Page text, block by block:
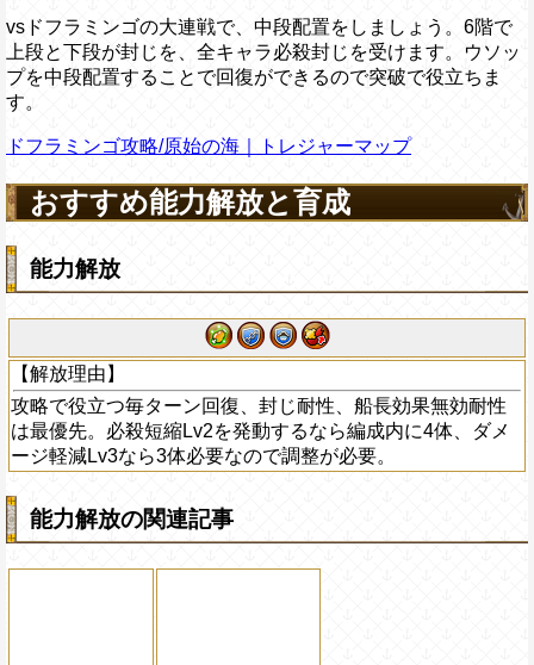
vsドフラミンゴの大連戦で、中段配置をしましょう。6階で
上段と下段が封じを、全キャラ必殺封じを受けます。ウソッ
プを中段配置することで回復ができるので突破で役立ちま
す。
ドフラミンゴ攻略/原始の海｜トレジャーマップ
おすすめ能力解放と育成
能力解放
【解放理由】
攻略で役立つ毎ターン回復、封じ耐性、船長効果無効耐性
は最優先。必殺短縮Lv2を発動するなら編成内に4体、ダメ
ージ軽減Lv3なら3体必要なので調整が必要。
能力解放の関連記事